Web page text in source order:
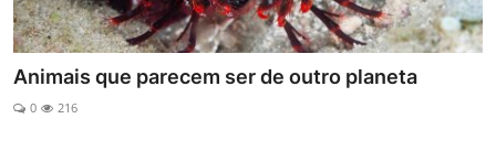
Economia
Dólar Cotação de Hoje
Animais que parecem ser de outro planeta
0 216